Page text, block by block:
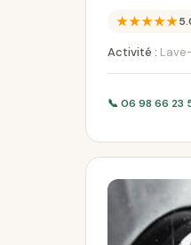
★★★★★
Activité :
📞 06 98 66 23